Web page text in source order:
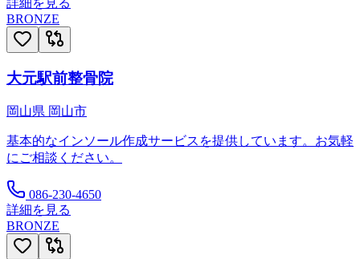
詳細を見る
BRONZE
大元駅前整骨院
岡山県 岡山市
基本的なインソール作成サービスを提供しています。お気軽
にご相談ください。
086-230-4650
詳細を見る
BRONZE